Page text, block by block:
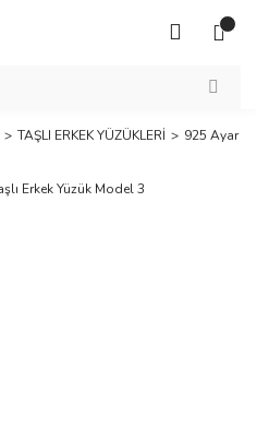
TAŞLI ERKEK YÜZÜKLERİ 925 Ayar